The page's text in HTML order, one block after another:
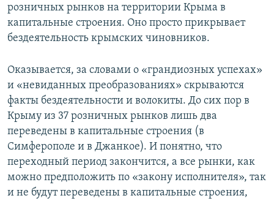
розничных рынков на территории Крыма в
капитальные строения. Оно просто прикрывает
бездеятельность крымских чиновников.
Оказывается, за словами о «грандиозных успехах»
и «невиданных преобразованиях» скрываются
факты бездеятельности и волокиты. До сих пор в
Крыму из 37 розничных рынков лишь два
переведены в капитальные строения (в
Симферополе и в Джанкое). И понятно, что
переходный период закончится, а все рынки, как
можно предположить по «закону исполнителя», так
и не будут переведены в капитальные строения,